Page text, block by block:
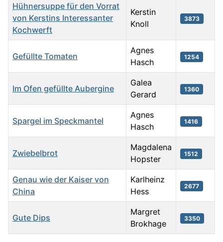
Hühnersuppe für den Vorrat
von Kerstins Interessanter
Kochwerft
Kerstin
Knoll
3873
Gefüllte Tomaten
Agnes
Hasch
1254
Im Ofen gefüllte Aubergine
Galea
Gerard
1360
Spargel im Speckmantel
Agnes
Hasch
1416
Zwiebelbrot
Magdalena
Hopster
1512
Genau wie der Kaiser von
China
Karlheinz
Hess
2677
Gute Dips
Margret
Brokhage
3350